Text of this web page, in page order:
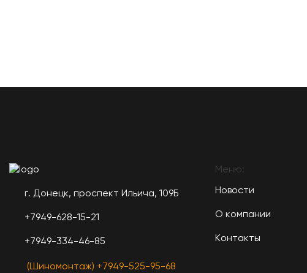
г. Донецк, проспект Ильича, 109Б
+7949-628-15-21
+7949-334-46-85
(Шиномонтаж) +7949-525-95-68
Меню:
Новости
О компании
Контакты